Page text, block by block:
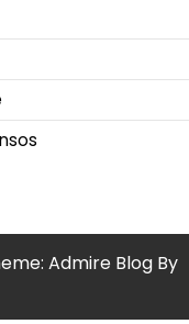
Admire Blog By